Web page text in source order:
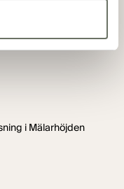
i Mälarhöjden